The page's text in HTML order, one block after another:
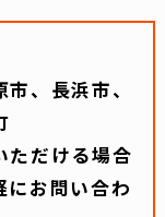
、長浜市、
ただける場合
にお問い合わ